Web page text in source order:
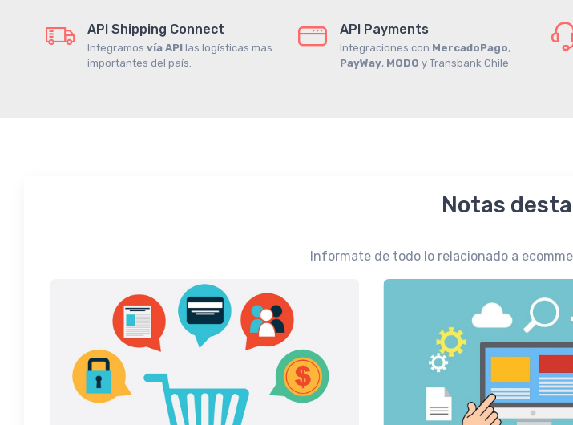
API Shipping Connect
Integramos vía API las logísticas mas
importantes del país.
API Payments
Integraciones con MercadoPago,
PayWay, MODO y Transbank Chile
Notas
Informate de todo lo relacionado a